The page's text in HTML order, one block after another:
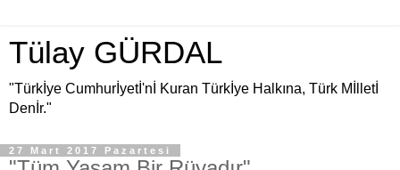
Tülay GÜRDAL
"Türkİye Cumhurİyetİ'nİ Kuran Türkİye Halkına, Türk Mİlletİ
Denİr."
27 Mart 2017 Pazartesi